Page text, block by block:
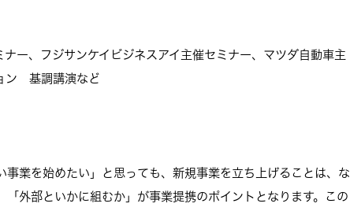
、フジサンケイビジネスアイ主催セミナー、マツダ自動車主
ン 基調講演など
業を始めたい」と思っても、新規事業を立ち上げることは、な
外部といかに組むか」が事業提携のポイントとなります。この